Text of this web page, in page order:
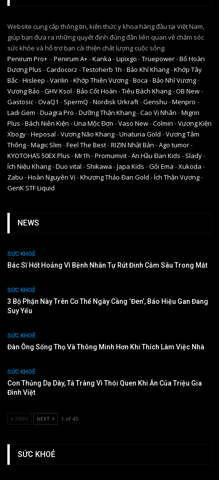
Website cung cấp thông tin, kiến thức y khoa hàng đầu tại Việt Nam,
giúp bạn đưa ra những quyết định đúng đắn liên quan về chăm sóc
sức khỏe và hỗ trợ bạn cải thiện chất lượng cuộc sống.
Penirum Pro+ -Penirum A+-Kanka -Lipixgo -Truepower-Bổ Hoàn
Dương Plus -Cardocorz -Testoherb 1h -Bảo Khí Khang-Khớp Tây
Bắc-Hisleep -Varilin -Khớp Thiên Vương-Boca -Bảo Nhĩ Vương-
Vương Bảo -GHV Ksol -Bảo Cốt Hoàn -Tiêu Bách Khang-OB New-
Gastosic-OvaQ1 - SpermQ -Nordisk Urkraft-Genshu -Menpro -
Ladi Gem -Duagra Pro -Dưỡng Thận Khang-Cao Vị Nhân -Migrin
Plus -Bách Niên Kiện -Una Mộc Đơn -Vaso New-Colmin -Vương Kiện
Xbogy-Heposal -Vương Não Khang-Unaturia Gold -Vương Tâm
Thống-Magic Slim -Feel The Best-RIZIN Nhật Bản -Ago tumor-
KYOTOHAS 50EX Plus -Mr1h -Promumvit-An Hầu Đan Kids - Slady-
Ích Niệu Khang-Duo vital - Shikawa -Japa Kids -Gối Ema -Xukoda -
Zabu -Hoàn Nguyên Vị-Khương Thảo Đan Gold -Ích Thận Vương-
GenK STF Liquid
NEWS
SỨC KHOẺ
Bác Sĩ Hốt Hoảng Vì Bệnh Nhân Tự Rút Đinh Cắm Sâu Trong Mắt
SỨC KHOẺ
3 Bộ Phận Này Trên Cơ Thể Ngày Càng ‘đen’, Báo Hiệu Gan Đang
Suy Yếu
SỨC KHOẺ
Đàn Ông Sống Thọ Và Thông Minh Hơn Khi Thích Làm Việc Nhà
SỨC KHOẺ
Con Thủng Dạ Dày, Tá Tràng Vì Thói Quen Khi Ăn Của Triệu Gia
Đình Việt
PREV NEXT 1 of 45
SỨC KHOẺ